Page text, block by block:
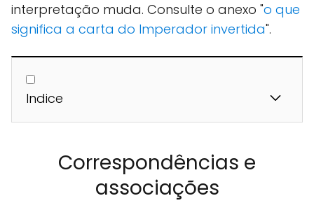
interpretação muda. Consulte o anexo "o que
significa a carta do Imperador invertida".
Indice
Correspondências e
associações